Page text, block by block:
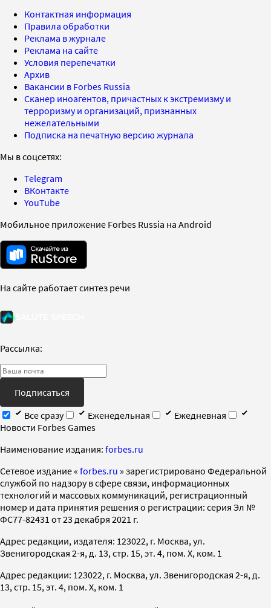
Контактная информация
Правила обработки
Реклама в журнале
Реклама на сайте
Условия перепечатки
Архив
Вакансии в Forbes Russia
Сканер иноагентов, причастных к экстремизму и
терроризму и организаций, признанных
нежелательными
Подписка на печатную версию журнала
Мы в соцсетях:
Telegram
ВКонтакте
YouTube
Мобильное приложение Forbes Russia на Android
На сайте работает синтез речи
Рассылка:
Подписаться
Все сразу
Еженедельная
Ежедневная
Новости Forbes Games
Наименование издания: forbes.ru
Cетевое издание « forbes.ru » зарегистрировано Федеральной
службой по надзору в сфере связи, информационных
технологий и массовых коммуникаций, регистрационный
номер и дата принятия решения о регистрации: серия Эл №
ФС77-82431 от 23 декабря 2021 г.
Адрес редакции, издателя: 123022, г. Москва, ул.
Звенигородская 2-я, д. 13, стр. 15, эт. 4, пом. X, ком. 1
Адрес редакции: 123022, г. Москва, ул. Звенигородская 2-я, д.
13, стр. 15, эт. 4, пом. X, ком. 1